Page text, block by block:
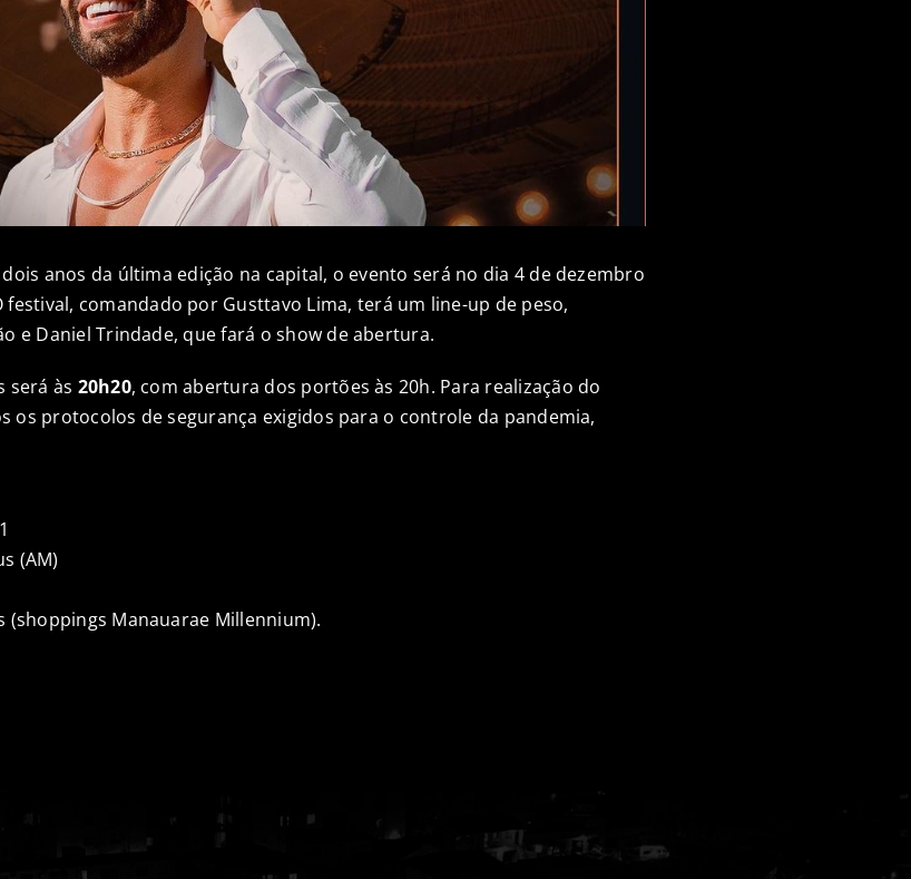
anos da última edição na capital, o evento será no dia 4 de dezembro
festival, comandado por Gusttavo Lima, terá um line-up de peso,
e Daniel Trindade, que fará o show de abertura.
será às 20h20, com abertura dos portões às 20h. Para realização do
os protocolos de segurança exigidos para o controle da pandemia,
(AM)
(shoppings Manauarae Millennium).